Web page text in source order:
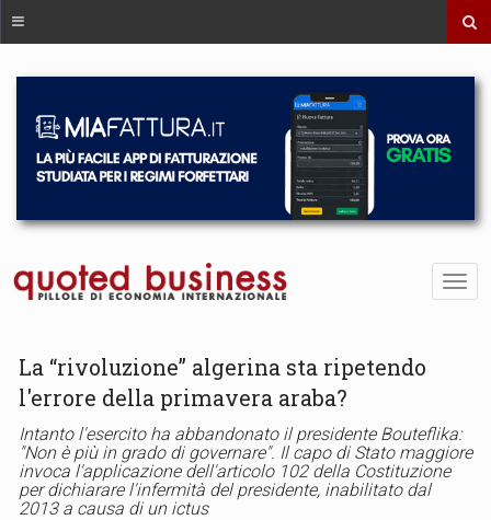
La “rivoluzione” algerina sta ripetendo
l'errore della primavera araba?
Intanto l'esercito ha abbandonato il presidente Bouteflika:
"Non è più in grado di governare". Il capo di Stato maggiore
invoca l'applicazione dell'articolo 102 della Costituzione
per dichiarare l'infermità del presidente, inabilitato dal
2013 a causa di un ictus